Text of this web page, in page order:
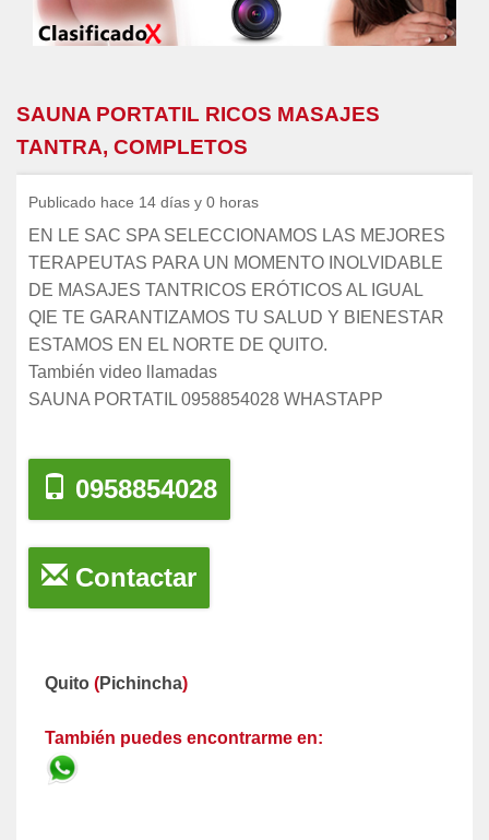
SAUNA PORTATIL RICOS MASAJES
TANTRA, COMPLETOS
Publicado hace 14 días y 0 horas
EN LE SAC SPA SELECCIONAMOS LAS MEJORES
TERAPEUTAS PARA UN MOMENTO INOLVIDABLE
DE MASAJES TANTRICOS ERÓTICOS AL IGUAL
QIE TE GARANTIZAMOS TU SALUD Y BIENESTAR
ESTAMOS EN EL NORTE DE QUITO.
También video llamadas
SAUNA PORTATIL 0958854028 WHASTAPP
0958854028
Contactar
Quito (Pichincha)
También puedes encontrarme en: